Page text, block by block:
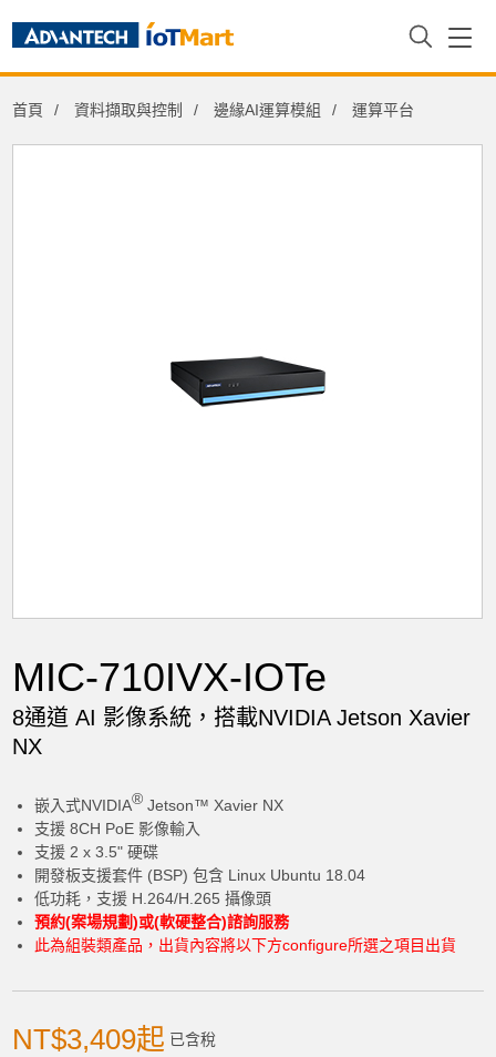
首頁 資料擷取與控制 邊緣AI運算模組 運算平台
MIC-710IVX-IOTe
8通道 AI 影像系統，搭載NVIDIA Jetson Xavier
NX
嵌入式NVIDIA® Jetson™ Xavier NX
支援 8CH PoE 影像輸入
支援 2 x 3.5" 硬碟
開發板支援套件 (BSP) 包含 Linux Ubuntu 18.04
低功耗，支援 H.264/H.265 攝像頭
預約(案場規劃)或(軟硬整合)諮詢服務
此為組裝類產品，出貨內容將以下方configure所選之項目出貨
NT$3,409起 已含稅
加入購物車
產品已加入購物車